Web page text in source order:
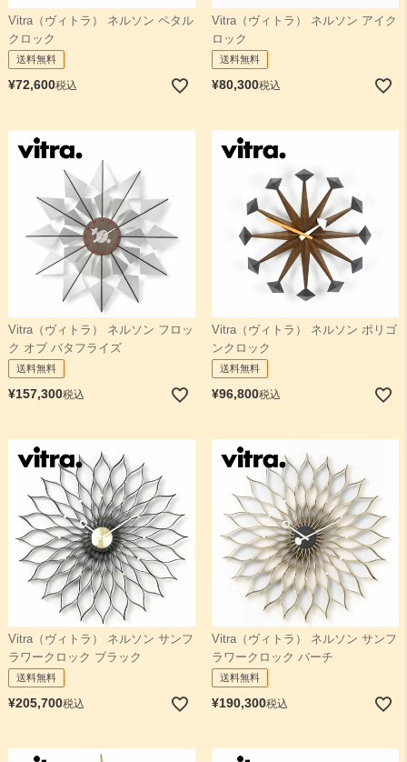
Vitra（ヴィトラ） ネルソン ペタル
クロック
送料無料
¥72,600税込
Vitra（ヴィトラ） ネルソン アイク
ロック
送料無料
¥80,300税込
Vitra（ヴィトラ） ネルソン フロッ
ク オブ バタフライズ
送料無料
¥157,300税込
Vitra（ヴィトラ） ネルソン ポリゴ
ンクロック
送料無料
¥96,800税込
Vitra（ヴィトラ） ネルソン サンフ
ラワークロック ブラック
送料無料
¥205,700税込
Vitra（ヴィトラ） ネルソン サンフ
ラワークロック バーチ
送料無料
¥190,300税込